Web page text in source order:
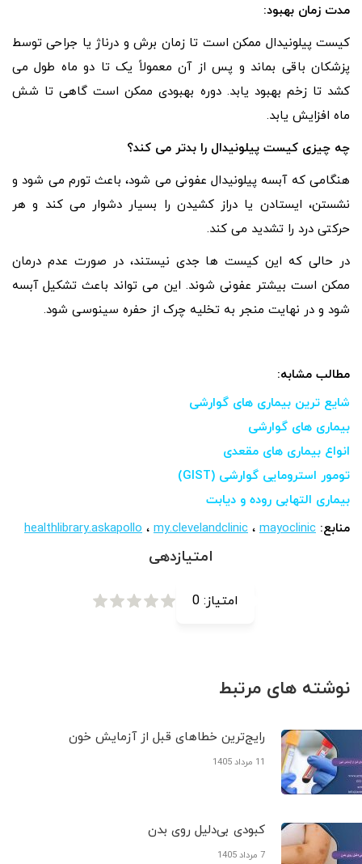
مدت زمان بهبود:
کیست پیلونیدال ممکن است تا زمان برش و درناژ یا جراحی توسط
پزشکان باقی بماند و پس از آن معمولاً یک تا دو ماه طول می
کشد تا زخم بهبود یابد. دوره بهبودی ممکن است گاهی تا شش
ماه افزایش یابد.
چه چیزی کیست پیلونیدال را بدتر می کند؟
هنگامی که آبسه پیلونیدال عفونی می شود، باعث تورم می شود و
نشستن، ایستادن یا دراز کشیدن را بسیار دشوار می کند و هر
حرکتی درد را تشدید می کند.
در حالی که این کیست ها جدی نیستند، در صورت عدم درمان
ممکن است بیشتر عفونی شوند. این می تواند باعث تشکیل آبسه
شود و در نهایت منجر به تخلیه چرک از حفره سینوسی شود.
مطالب مشابه:
شایع ترین بیماری های گوارشی
بیماری های گوارشی
انواع بیماری های مقعدی
تومور استرومایی گوارشی (GIST)
بیماری التهابی روده و دیابت
منابع:
healthlibrary.askapollo ، my.clevelandclinic ، mayoclinic
امتیازدهی
امتیاز: 0
نوشته های مرتبط
رایج‌ترین خطاهای قبل از آزمایش خون
11 مرداد 1405
کبودی‌ بی‌دلیل روی بدن
7 مرداد 1405